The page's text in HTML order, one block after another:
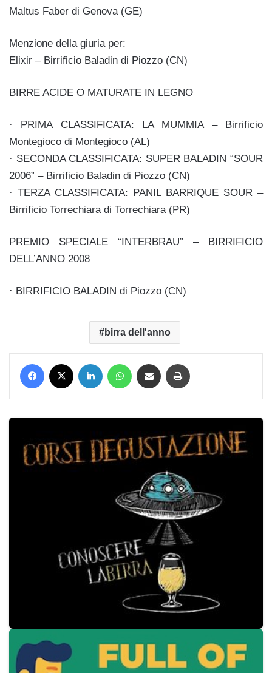
Maltus Faber di Genova (GE)
Menzione della giuria per:
Elixir – Birrificio Baladin di Piozzo (CN)
BIRRE ACIDE O MATURATE IN LEGNO
· PRIMA CLASSIFICATA: LA MUMMIA – Birrificio
Montegioco di Montegioco (AL)
· SECONDA CLASSIFICATA: SUPER BALADIN “SOUR
2006” – Birrificio Baladin di Piozzo (CN)
· TERZA CLASSIFICATA: PANIL BARRIQUE SOUR –
Birrificio Torrechiara di Torrechiara (PR)
PREMIO SPECIALE “INTERBRAU” – BIRRIFICIO
DELL’ANNO 2008
· BIRRIFICIO BALADIN di Piozzo (CN)
birra dell'anno
Facebook LinkedIn WhatsApp Condividi via mail